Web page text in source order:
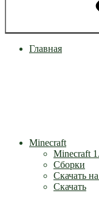
Главная
Minecraft
Minecraft
Сборки
Скачать
Скачать